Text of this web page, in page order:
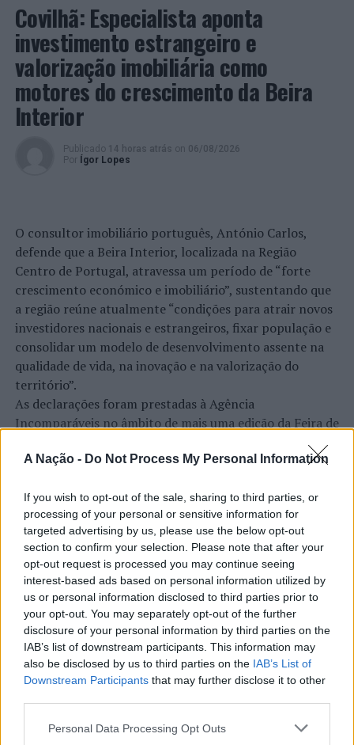
A Nação - Do Not Process My Personal Information
If you wish to opt-out of the sale, sharing to third parties, or
processing of your personal or sensitive information for
targeted advertising by us, please use the below opt-out
section to confirm your selection. Please note that after your
opt-out request is processed you may continue seeing
interest-based ads based on personal information utilized by
us or personal information disclosed to third parties prior to
your opt-out. You may separately opt-out of the further
disclosure of your personal information by third parties on the
IAB’s list of downstream participants. This information may
also be disclosed by us to third parties on the IAB’s List of
Downstream Participants that may further disclose it to other
Personal Data Processing Opt Outs
Covilhã: Especialista aponta
investimento estrangeiro e
valorização imobiliária como
motores do crescimento da Beira
Interior
Publicado 14 horas atrás on 06/08/2026
Por
Ígor Lopes
O consultor imobiliário português, António Carlos,
defende que a Beira Interior, localizada na Região
Centro de Portugal, atravessa um período de “forte
crescimento económico e imobiliário”, sustentando que
a região reúne atualmente “condições para atrair novos
investidores nacionais e estrangeiros, fixar população e
consolidar um modelo de desenvolvimento assente na
qualidade de vida, na inovação e na valorização do
território”.
As declarações foram prestadas à Agência
Incomparáveis no âmbito de mais uma edição da Feira de
São Tiago, que decorreu entre os dias 16 e 26 de julho,
na Covilhã, sendo considerada um dos mais antigos
e realizada anualmente na “Cidade Neve”, a feira conjuga
tradição, atividade económica, comércio, gastronomia,
animação cultural e divulgação empresarial,
constituindo um dos principais momentos de promoção
do município e da Beira Interior.
Para António Carlos, o crescimento alcançado ao longo
dos últimos anos representa o cumprimento dos
objetivos que traçou quando iniciou o seu percurso no
setor imobiliário. O empresário considera que o
reconhecimento conquistado resulta da proximidade
com a comunidade e da capacidade de apoiar não apenas
compradores e vendedores, mas também iniciativas
CONTINUAR A LER
ATUALIDADE
Rio de Janeiro: Governo do Estado
propõe parceria com a FUNCEX para
“reforçar inteligência sobre
comércio exterior”
Por Ígor Lopes